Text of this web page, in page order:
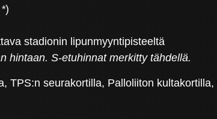
)
stadionin lipunmyyntipisteeltä
hintaan. S-etuhinnat merkitty tähdellä.
TPS:n seurakortilla, Palloliiton